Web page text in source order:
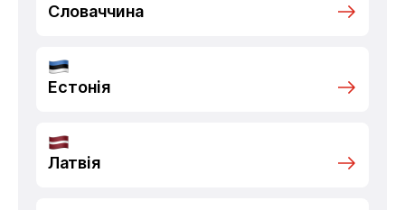
Словаччина
Естонія
Латвія